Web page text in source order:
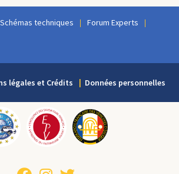
Schémas techniques
Forum Experts
légales et Crédits Données personnelles